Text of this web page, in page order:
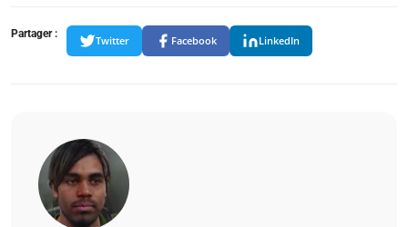
Partager :
Twitter Facebook LinkedIn